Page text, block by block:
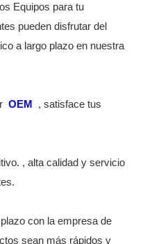
Equipos para tu
pueden disfrutar del
a largo plazo en nuestra
OEM
, satisface tus
, alta calidad y servicio
con la empresa de
sean más rápidos y